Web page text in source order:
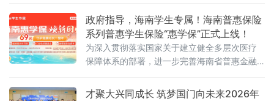
尚。从智能家居制造到精密工业制冷，从越野
改装配件到高端装备制造，越来越多三河传统
工业企业跳出线下经销、上门拓客的固有模
式，以直播间为新赛道，让车间变镜头、产品
上云端、销路通全国。
政府指导，海南学生专属！海南普惠保险
系列普惠学生保险“惠学保”正式上线！
为深入贯彻落实国家关于建立健全多层次医疗
保障体系的部署，进一步完善海南省普惠金融
式上线发布。
才聚大兴同成长 筑梦国门向未来2026年